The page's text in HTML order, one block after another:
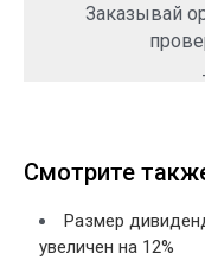
Заказывай
Смотрите
Размер
увеличен на 12%